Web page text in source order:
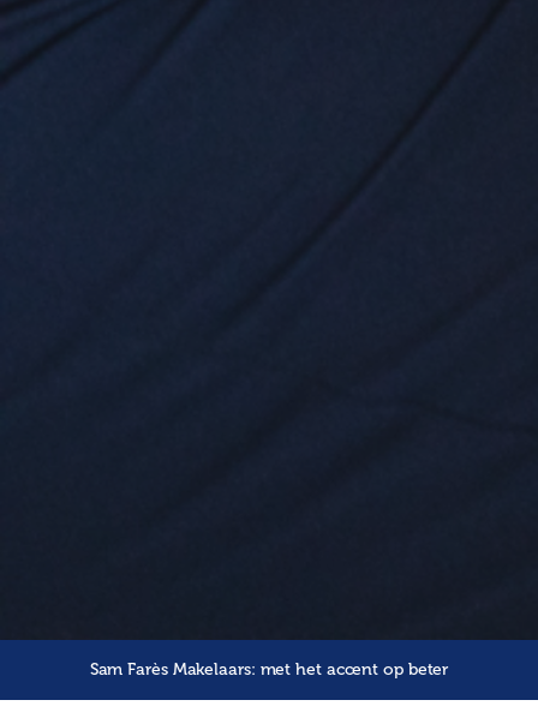
Sam Farès Makelaars: met het accent op beter